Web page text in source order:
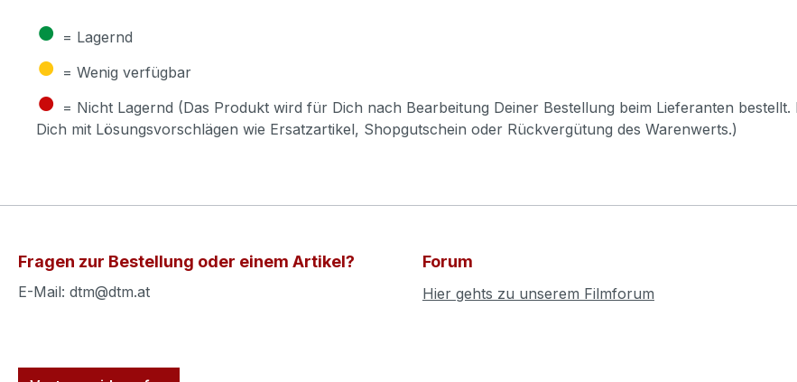
● = Lagernd
● = Wenig verfügbar
● = Nicht Lagernd (Das Produkt wird für Dich nach Bearbeitung Deiner Bestellung beim Lieferanten
Dich mit Lösungsvorschlägen wie Ersatzartikel, Shopgutschein oder Rückvergütung des Warenwerts.)
Fragen zur Bestellung oder einem Artikel?
E-Mail: dtm@dtm.at
Forum
Hier gehts zu unserem Filmforum